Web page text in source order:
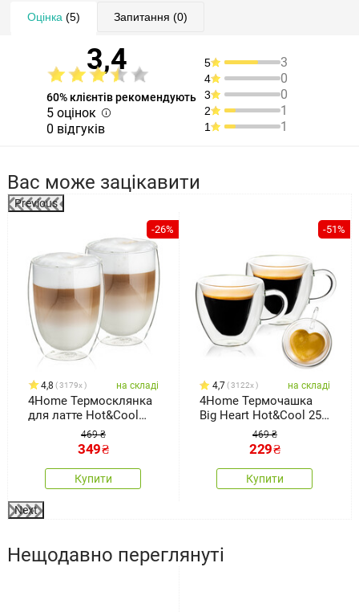
Оцінка (5) Запитання (0)
3,4
60% клієнтів рекомендують
5 оцінок
0 відгуків
5 3
4 0
3 0
2 1
1 1
Вас може зацікавити
Previous
-26%
4,8 3179x на складі
4Home Термосклянка
для латте Hot&Cool
350 мл, 2 шт.
469 ₴
349₴
Купити
-51%
4,7 3122x на складі
4Home Термочашка
Big Heart Hot&Cool 250
469 ₴
229₴
Купити
Next
Нещодавно переглянуті